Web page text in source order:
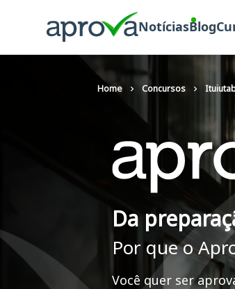
NotíciasBlog
Home Concursos
Da
Por que o
Você quer ser